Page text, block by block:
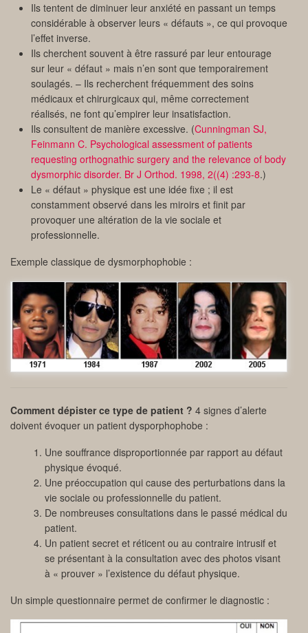
Ils tentent de diminuer leur anxiété en passant un temps
considérable à observer leurs « défauts », ce qui provoque
l’effet inverse.
Ils cherchent souvent à être rassuré par leur entourage
sur leur « défaut » mais n’en sont que temporairement
soulagés. – Ils recherchent fréquemment des soins
médicaux et chirurgicaux qui, même correctement
réalisés, ne font qu’empirer leur insatisfaction.
Ils consultent de manière excessive. (Cunningman SJ,
Feinmann C. Psychological assessment of patients
requesting orthognathic surgery and the relevance of body
dysmorphic disorder. Br J Orthod. 1998, 2((4) :293-8.)
Le « défaut » physique est une idée fixe ; il est
constamment observé dans les miroirs et finit par
provoquer une altération de la vie sociale et
professionnelle.
Exemple classique de dysmorphophobie :
Comment dépister ce type de patient ? 4 signes d’alerte
doivent évoquer un patient dysporphophobe :
Une souffrance disproportionnée par rapport au défaut
physique évoqué.
Une préoccupation qui cause des perturbations dans la
vie sociale ou professionnelle du patient.
De nombreuses consultations dans le passé médical du
patient.
Un patient secret et réticent ou au contraire intrusif et
se présentant à la consultation avec des photos visant
à « prouver » l’existence du défaut physique.
Un simple questionnaire permet de confirmer le diagnostic :